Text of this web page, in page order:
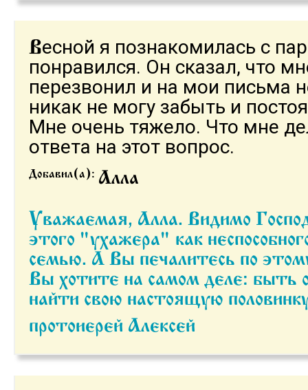
Весной я познакомилась с
понравился. Он сказал, что
перезвонил и на мои письма
никак не могу забыть и
Мне очень тяжело. Что мне
ответа на этот вопрос.
Добавил(а): Алла
Уважаемая, Алла. Видимо Господь отвел от Вас
этого "ухажера" как
семью. А Вы печалитесь по
Вы хотите на самом деле: быть
найти свою настоящую
протоиерей Алексей